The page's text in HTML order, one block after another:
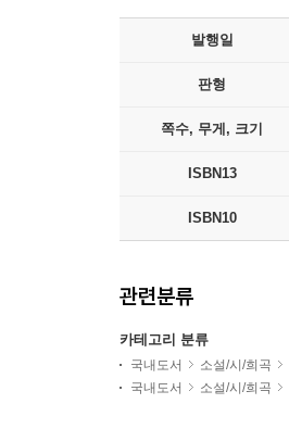
발행일
판형
쪽수, 무게, 크기
ISBN13
ISBN10
관련분류
카테고리 분류
국내도서 소설/시/희곡
국내도서
소설/시/희곡